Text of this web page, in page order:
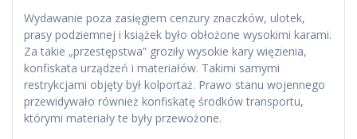
Wydawanie poza zasięgiem cenzury znaczków, ulotek,
prasy podziemnej i książek było obłożone wysokimi karami.
Za takie „przestępstwa” groziły wysokie kary więzienia,
konfiskata urządzeń i materiałów. Takimi samymi
restrykcjami objęty był kolportaż. Prawo stanu wojennego
przewidywało również konfiskatę środków transportu,
którymi materiały te były przewożone.